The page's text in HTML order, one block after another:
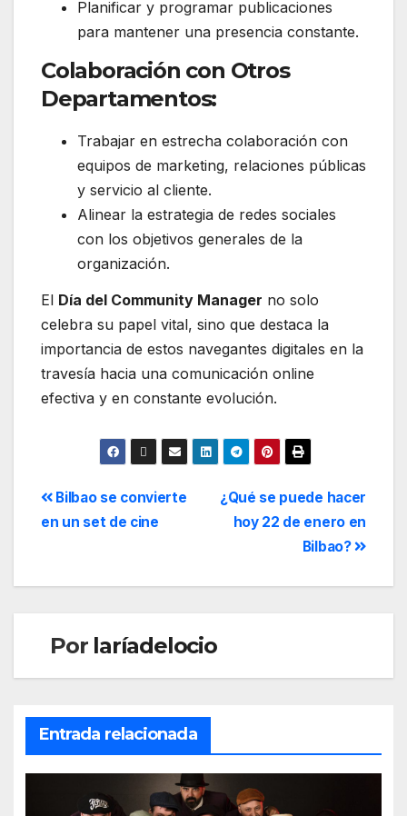
Planificar y programar publicaciones
para mantener una presencia constante.
Colaboración con Otros
Departamentos:
Trabajar en estrecha colaboración con
equipos de marketing, relaciones públicas
y servicio al cliente.
Alinear la estrategia de redes sociales
con los objetivos generales de la
organización.
El Día del Community Manager no solo
celebra su papel vital, sino que destaca la
importancia de estos navegantes digitales en la
travesía hacia una comunicación online
efectiva y en constante evolución.
¿Qué se puede hacer
hoy 22 de enero en
Bilbao?
Bilbao se convierte
en un set de cine
Por laríadelocio
Entrada relacionada